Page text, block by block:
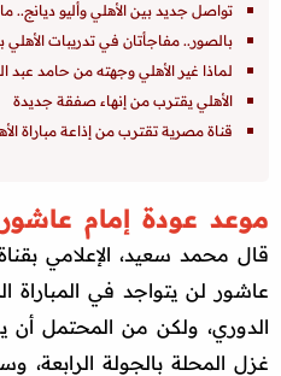
تواصل جديد بين الأهلي وأليو ديانج..
بالصور.. مفاجأتان في تدريبات الأهلي
لماذا غير الأهلي وجهته من حامد عبد
الأهلي يقترب من إنهاء صفقة جديدة
قناة مصرية تقترب من إذاعة مباراة
موعد عودة إمام عاشور
قال محمد سعيد، الإعلامي
عاشور لن يتواجد في المباراة
الدوري، ولكن من المحتمل أن
غزل المحلة بالجولة الرابعة،